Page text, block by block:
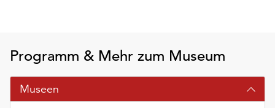
Dafür
steht
Ihnen
am
Programm & Mehr zum Museum
Museen